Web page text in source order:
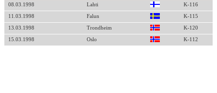
08.03.1998 Lahti K-116
11.03.1998 Falun K-115
13.03.1998 Trondheim K-120
15.03.1998 Oslo K-112